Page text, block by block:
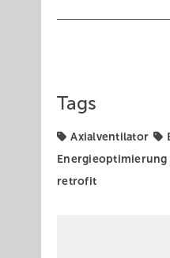
Tags
Axialventilator
Energieoptimierung
retrofit